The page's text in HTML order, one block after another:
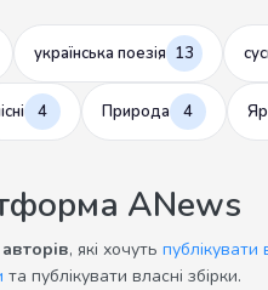
українська поезія 13
4 Природа 4
ANews
, які хочуть публікувати
та публікувати власні збірки.